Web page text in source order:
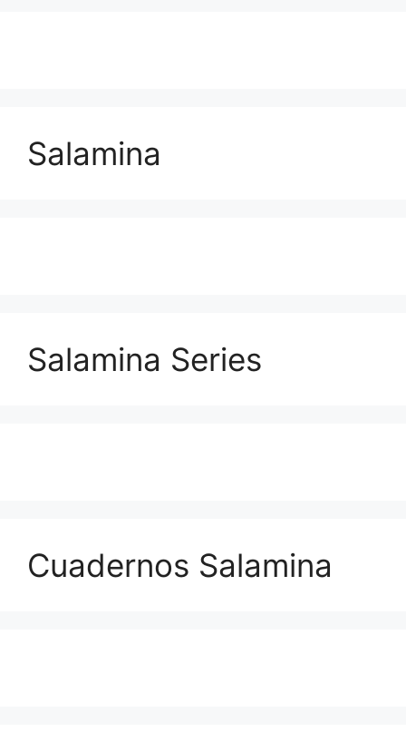
Salamina
Salamina Series
Cuadernos Salamina